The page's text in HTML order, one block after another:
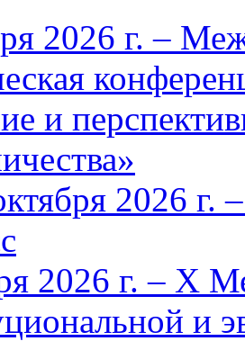
2026 г. –
и
2026 г.
2026 г. – X
и